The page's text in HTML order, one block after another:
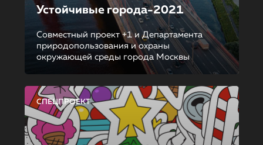
Устойчивые города-2021
Совместный проект +1 и Департамента
природопользования и охраны
окружающей среды города Москвы
СПЕЦПРОЕКТ